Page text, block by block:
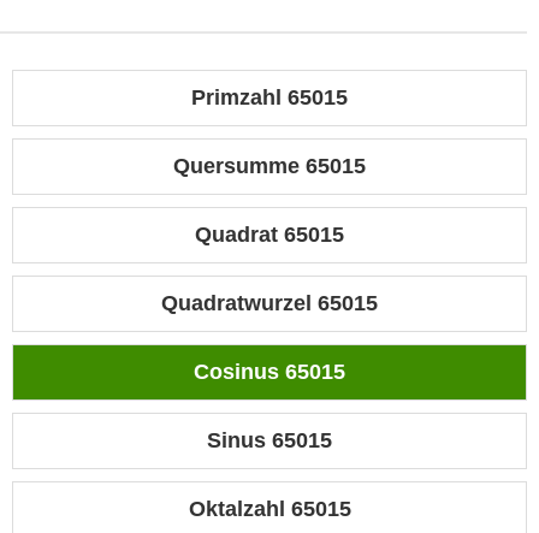
Primzahl 65015
Quersumme 65015
Quadrat 65015
Quadratwurzel 65015
Cosinus 65015
Sinus 65015
Oktalzahl 65015